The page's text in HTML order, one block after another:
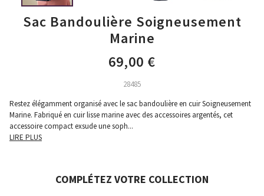
Sac Bandoulière Soigneusement
Marine
69,00 €
28485
Restez élégamment organisé avec le sac bandoulière en cuir Soigneusement
Marine. Fabriqué en cuir lisse marine avec des accessoires argentés, cet
accessoire compact exsude une soph...
LIRE PLUS
COMPLÉTEZ VOTRE COLLECTION